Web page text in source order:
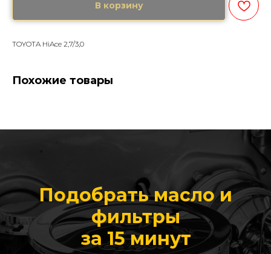
В корзину
TOYOTA HiAce 2,7/3,0
Похожие товары
Подобрать масло и
фильтры
за 15 минут